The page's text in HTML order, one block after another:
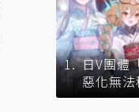
日V團體
惡化無
來去向